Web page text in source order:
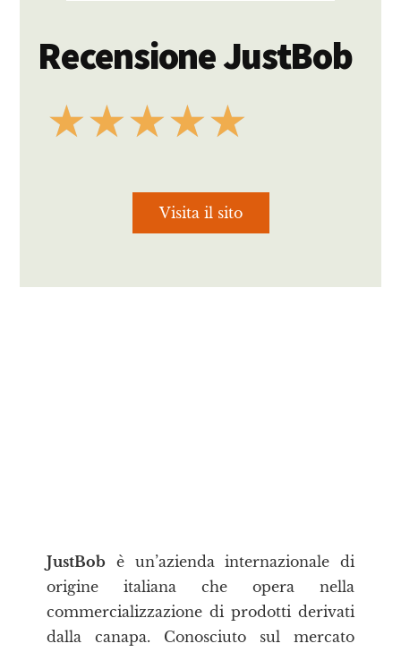
Recensione JustBob
★★★★★
Visita il sito
JustBob è un’azienda internazionale di
origine italiana che opera nella
commercializzazione di prodotti derivati
dalla canapa. Conosciuto sul mercato